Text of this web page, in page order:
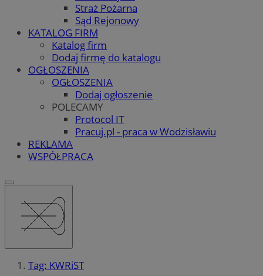
Straż Pożarna
Sąd Rejonowy
KATALOG FIRM
Katalog firm
Dodaj firmę do katalogu
OGŁOSZENIA
OGŁOSZENIA
Dodaj ogłoszenie
POLECAMY
Protocol IT
Pracuj.pl - praca w Wodzisławiu
REKLAMA
WSPÓŁPRACA
Tag: KWRiST